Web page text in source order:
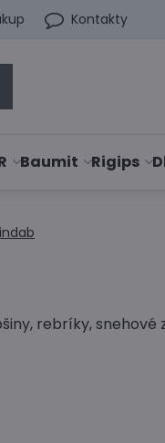
Kontakty
Baumit Rigips
rebríky, snehové